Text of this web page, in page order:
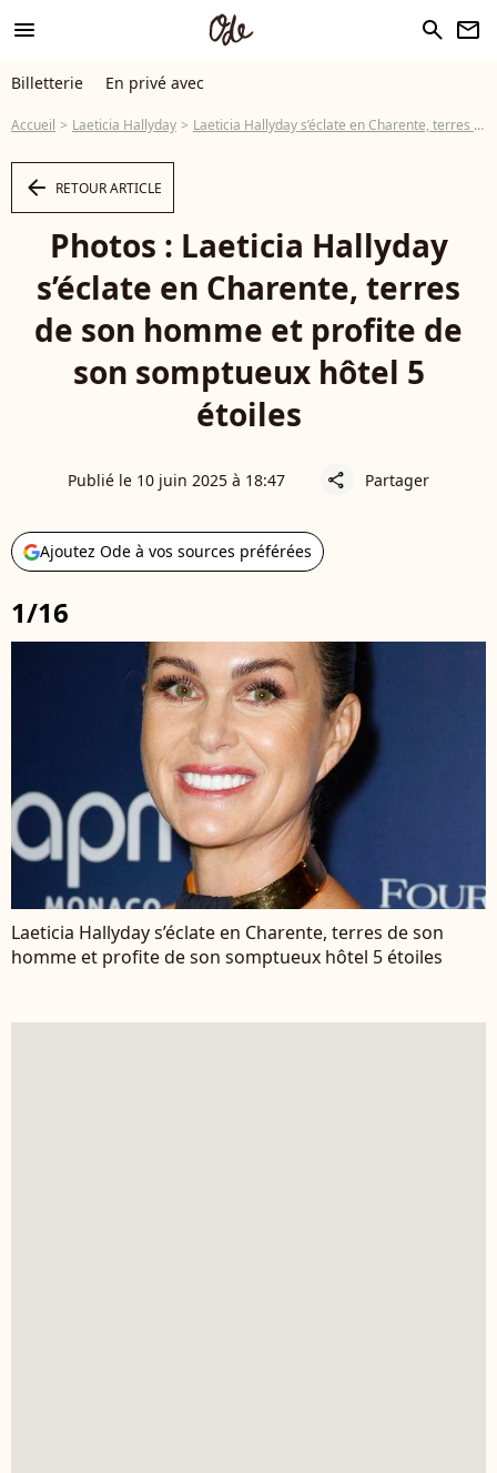
menu search newsletter
Billetterie En privé avec
Accueil Laeticia Hallyday Laeticia Hallyday s’éclate en Charente, terres de son homme et profite de son somptueux hôtel 5 étoiles
arrow_left RETOUR ARTICLE
Photos : Laeticia Hallyday
s’éclate en Charente, terres
de son homme et profite de
son somptueux hôtel 5
étoiles
Publié le 10 juin 2025 à 18:47 share Partager
Ajoutez Ode à vos sources préférées
1/16
Laeticia Hallyday s’éclate en Charente, terres de son
homme et profite de son somptueux hôtel 5 étoiles